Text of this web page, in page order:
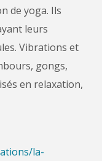
de yoga. Ils
leurs
Vibrations et
gongs,
en relaxation,
la-